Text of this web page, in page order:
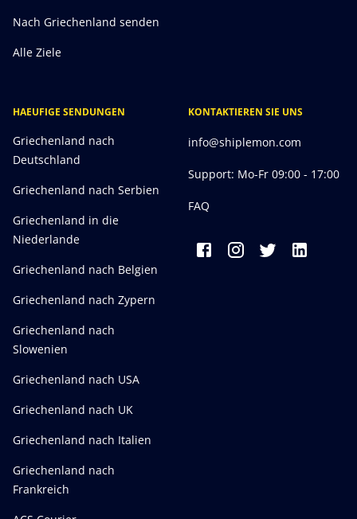
Nach Griechenland senden
Alle Ziele
HAEUFIGE SENDUNGEN
Griechenland nach
Deutschland
Griechenland nach Serbien
Griechenland in die
Niederlande
Griechenland nach Belgien
Griechenland nach Zypern
Griechenland nach
Slowenien
Griechenland nach USA
Griechenland nach UK
Griechenland nach Italien
Griechenland nach
Frankreich
KONTAKTIEREN SIE UNS
info@shiplemon.com
Support: Mo-Fr 09:00 - 17:00
FAQ